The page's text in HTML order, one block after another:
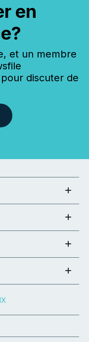
en
et un membre
discuter de